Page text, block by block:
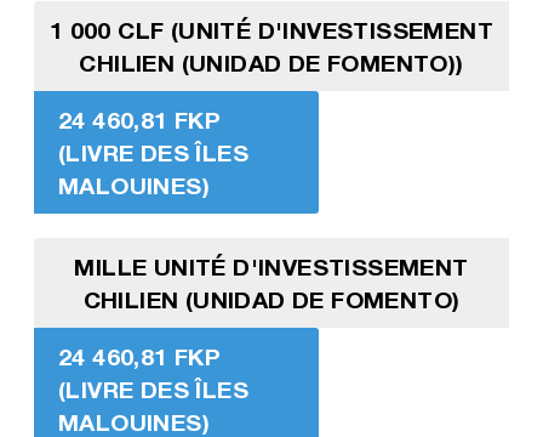
1 000 CLF (UNITÉ D'INVESTISSEMENT
CHILIEN (UNIDAD DE FOMENTO))
24 460,81 FKP
(LIVRE DES ÎLES
MALOUINES)
MILLE UNITÉ D'INVESTISSEMENT
CHILIEN (UNIDAD DE FOMENTO)
24 460,81 FKP
(LIVRE DES ÎLES
MALOUINES)